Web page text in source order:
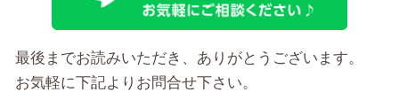
最後までお読みいただき、ありがとうございます。
お気軽に下記よりお問合せ下さい。